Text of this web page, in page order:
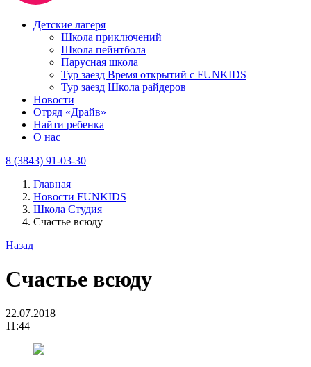
Детские лагеря
Школа приключений
Школа пейнтбола
Парусная школа
Тур заезд Время открытий с FUNKIDS
Тур заезд Школа райдеров
Новости
Отряд «Драйв»
Найти ребенка
О нас
8 (3843) 91-03-30
Главная
Новости FUNKIDS
Школа Студия
Счастье всюду
Назад
Счастье всюду
22.07.2018
11:44